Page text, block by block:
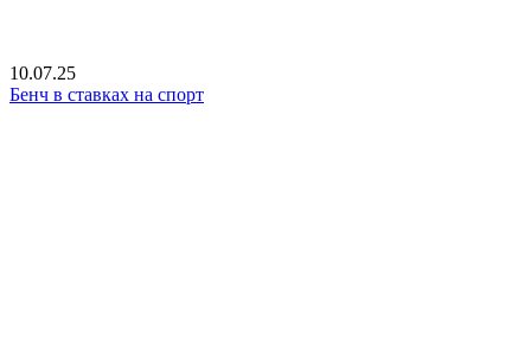
10.07.25
Бенч в ставках на спорт